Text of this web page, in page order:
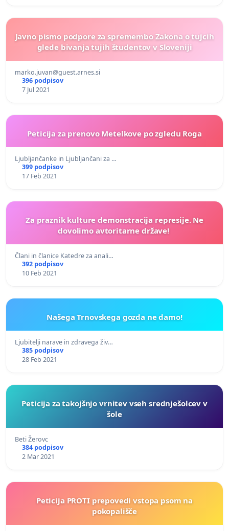
Javno pismo podpore za spremembo Zakona o tujcih
glede bivanja tujih študentov v Sloveniji
marko.juvan@guest.arnes.si
396 podpisov
7 Jul 2021
Peticija za prenovo Metelkove po zgledu Roga
Ljubljančanke in Ljubljančani za …
399 podpisov
17 Feb 2021
Za praznik kulture demonstracija represije. Ne
dovolimo avtoritarne države!
Člani in članice Katedre za anali…
392 podpisov
10 Feb 2021
Našega Trnovskega gozda ne damo!
Ljubitelji narave in zdravega živ…
385 podpisov
28 Feb 2021
Peticija za takojšnjo vrnitev vseh srednješolcev v
šole
Beti Žerovc
384 podpisov
2 Mar 2021
Peticija PROTI prepovedi vstopa psom na
pokopališče